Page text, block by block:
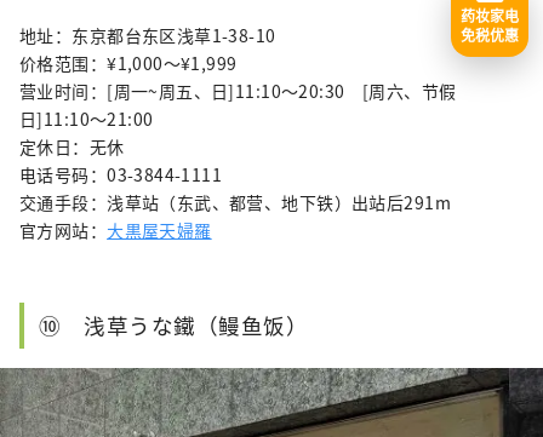
地址：东京都台东区浅草1-38-10
价格范围：¥1,000〜¥1,999
营业时间：[周一~周五、日]11:10〜20:30 [周六、节假
日]11:10〜21:00
定休日：无休
电话号码：03-3844-1111
交通手段：浅草站（东武、都营、地下铁）出站后291m
官方网站： 大黒屋天婦羅
⑩ 浅草うな鐵（鳗鱼饭）
药妆家电
免税优惠